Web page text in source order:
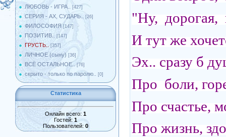
ЛЮБОВЬ - ИГРА.. [427]
СЕРИЯ - АХ, СУДАРЬ.. [26]
ФИЛОСОФИЯ [147]
ПОЗИТИВ.. [147]
ГРУСТЬ.. [357]
ЛИЧНОЕ (сыну) [36]
ВСЁ ОСТАЛЬНОЕ.. [76]
скрыто - только по паролю.. [0]
Статистика
Онлайн всего: 1
Гостей: 1
Пользователей: 0
"Ну, дорогая,
И тут же
Эх.. сразу б
Про боли,
Про счастье,
Про жизнь,